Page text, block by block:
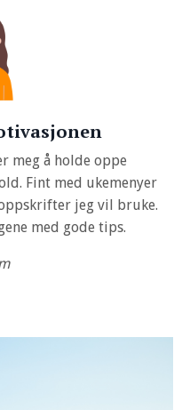
meg å holde oppe
Fint med ukemenyer
jeg vil bruke.
med gode tips.